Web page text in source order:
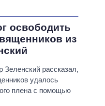
освободить
из
рассказал,
удалось
плена с помощью